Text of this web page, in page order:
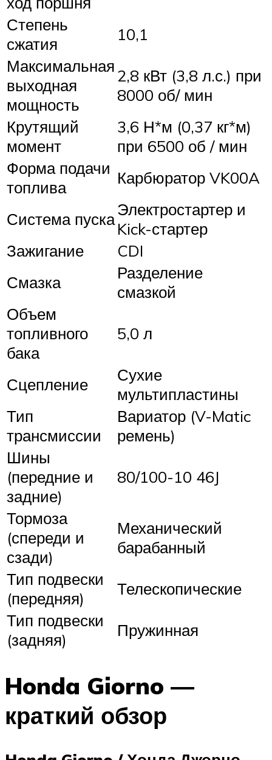
Степень
сжатия
10,1
Максимальная
выходная
мощность
2,8 кВт (3,8 л.с.) при
8000 об/ мин
Крутящий
момент
3,6 Н*м (0,37 кг*м)
при 6500 об / мин
Форма подачи
топлива
Карбюратор VK00A
Система пускаЭлектростартер и
Kick-стартер
Зажигание
CDI
Смазка
Разделение
смазкой
Объем
топливного
бака
5,0 л
Сцепление
Сухие
мультипластины
Тип
трансмиссии
Вариатор (V-Matic
ремень)
Шины
(передние и
задние)
80/100-10 46J
Тормоза
(спереди и
сзади)
Механический
барабанный
Тип подвески
(передняя)
Телескопические
Тип подвески
(задняя)
Пружинная
Honda Giorno —
краткий обзор